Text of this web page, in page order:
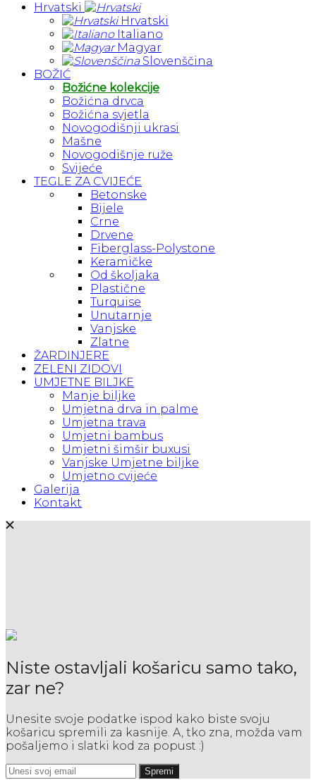
Hrvatski
Hrvatski
Italiano
Magyar
Slovenščina
BOŽIĆ
Božićne kolekcije
Božićna drvca
Božićna svjetla
Novogodišnji ukrasi
Mašne
Novogodišnje ruže
Svijeće
TEGLE ZA CVIJEĆE
Betonske
Bijele
Crne
Drvene
Fiberglass-Polystone
Keramičke
Od školjaka
Plastične
Turquise
Unutarnje
Vanjske
Zlatne
ŽARDINJERE
ZELENI ZIDOVI
UMJETNE BILJKE
Manje biljke
Umjetna drva in palme
Umjetna trava
Umjetni bambus
Umjetni šimšir buxusi
Vanjske Umjetne biljke
Umjetno cvijeće
Galerija
Kontakt
Niste ostavljali košaricu samo tako,
zar ne?
Unesite svoje podatke ispod kako biste svoju
košaricu spremili za kasnije. A, tko zna, možda vam
pošaljemo i slatki kod za popust :)
Spremi